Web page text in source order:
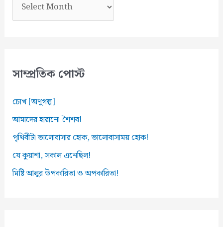
সাম্প্রতিক পোস্ট
চোখ [অণুগল্প]
আমাদের হারানো শৈশব!
পৃথিবীটা ভালোবাসার হোক, ভালোবাসাময় হোক!
যে কুয়াশা, সকাল এনেছিল!
মিষ্টি আলুর উপকারিতা ও অপকারিতা!